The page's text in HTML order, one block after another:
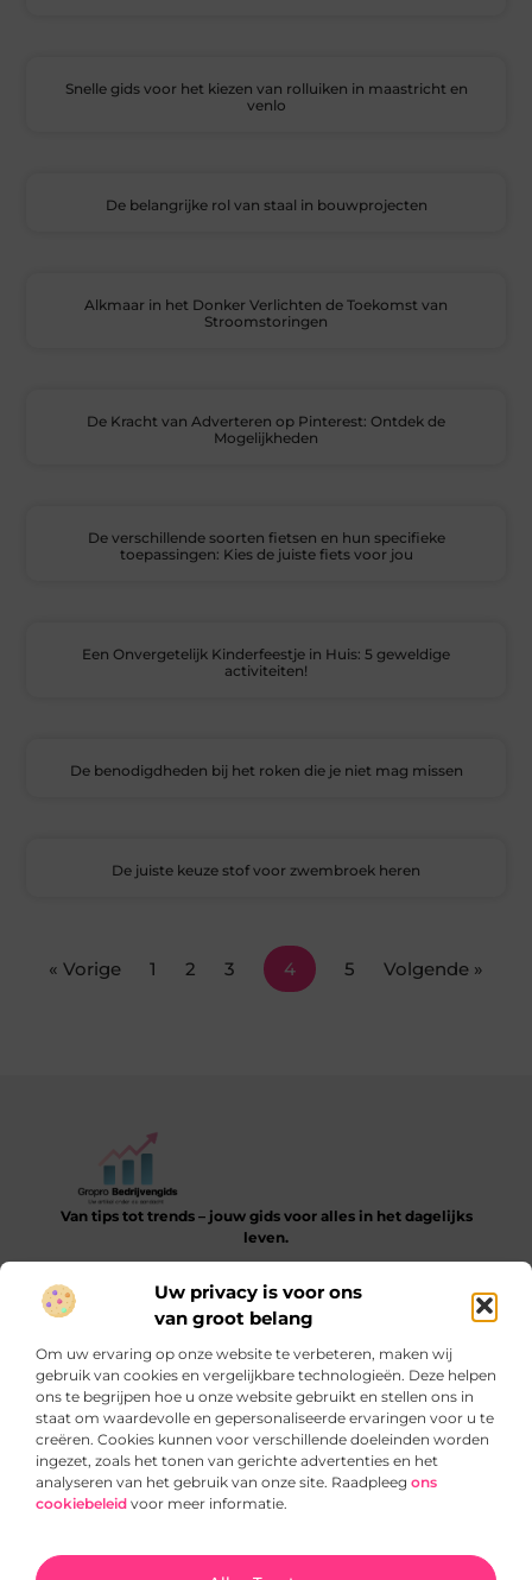
Uw privacy is voor ons
van groot belang
Om uw ervaring op onze website te verbeteren, maken wij
gebruik van cookies en vergelijkbare technologieën. Deze helpen
ons te begrijpen hoe u onze website gebruikt en stellen ons in
staat om waardevolle en gepersonaliseerde ervaringen voor u te
creëren. Cookies kunnen voor verschillende doeleinden worden
ingezet, zoals het tonen van gerichte advertenties en het
analyseren van het gebruik van onze site. Raadpleeg ons
cookiebeleid voor meer informatie.
Ga Naar
Snelle gids voor het kiezen van rolluiken in maastricht en
venlo
De belangrijke rol van staal in bouwprojecten
Alkmaar in het Donker Verlichten de Toekomst van
Stroomstoringen
De Kracht van Adverteren op Pinterest: Ontdek de
Mogelijkheden
De verschillende soorten fietsen en hun specifieke
toepassingen: Kies de juiste fiets voor jou
Een Onvergetelijk Kinderfeestje in Huis: 5 geweldige
activiteiten!
De benodigdheden bij het roken die je niet mag missen
De juiste keuze stof voor zwembroek heren
« Vorige 1 2 3 4 5 Volgende »
Van tips tot trends – jouw gids voor alles in het dagelijks
leven.
helpen bij het ontdekken, leren en verbeteren van je dagelijkse
routine.
Bericht categorie
Onze informatie